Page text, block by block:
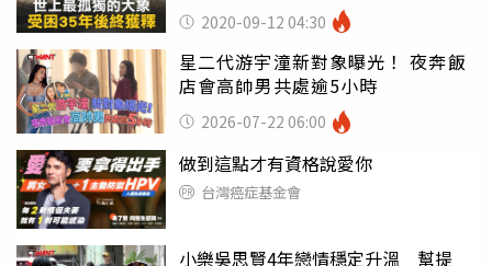
2020-09-12 04:30
星二代游宇潼新對象曝光！ 夜奔飯
店會高帥男共處逾5小時
2026-07-22 06:00
做到這點才有資格說愛你
台灣癌症基金會
小樂吳思賢4年戀情穩定升溫 幫提